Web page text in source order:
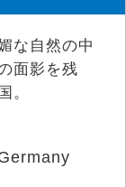
な自然の中
面影を残
。